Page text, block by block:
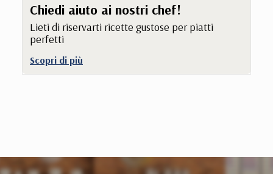
Chiedi aiuto ai nostri chef!
Lieti di riservarti ricette gustose per piatti
perfetti
Scopri di più